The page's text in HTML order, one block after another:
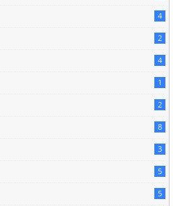
4
2
4
1
2
8
3
5
5